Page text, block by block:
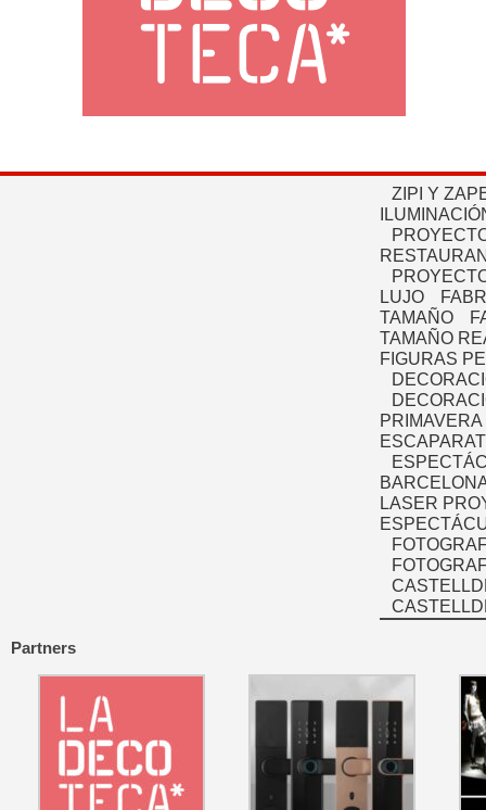
ZIPI Y
LUJO
TAMAÑO
TAMAÑO
FIGURAS
PRIMAVERA
LASER
Partners